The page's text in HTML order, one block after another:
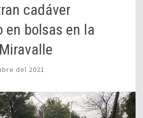
cadáver
en bolsas en la
del 2021